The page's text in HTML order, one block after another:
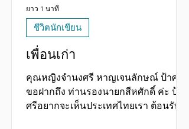
เพื่อนเก่า
คุณหญิงจำนงศรี หาญเจนลักษณ์ ป้าศรี
ขอฝากถึง ท่านรองนายกสีหศักดิ์ ค่ะ ป้า
ศรีอยากจะเห็นประเทศไทยเรา ต้อนรับ
ชีวิตนักเขียน
ยาว 1 นาที